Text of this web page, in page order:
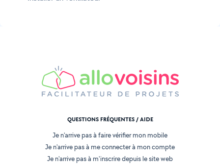
QUESTIONS FRÉQUENTES / AIDE
Je n'arrive pas à faire vérifier mon mobile
Je n'arrive pas à me connecter à mon compte
Je n'arrive pas à m'inscrire depuis le site web